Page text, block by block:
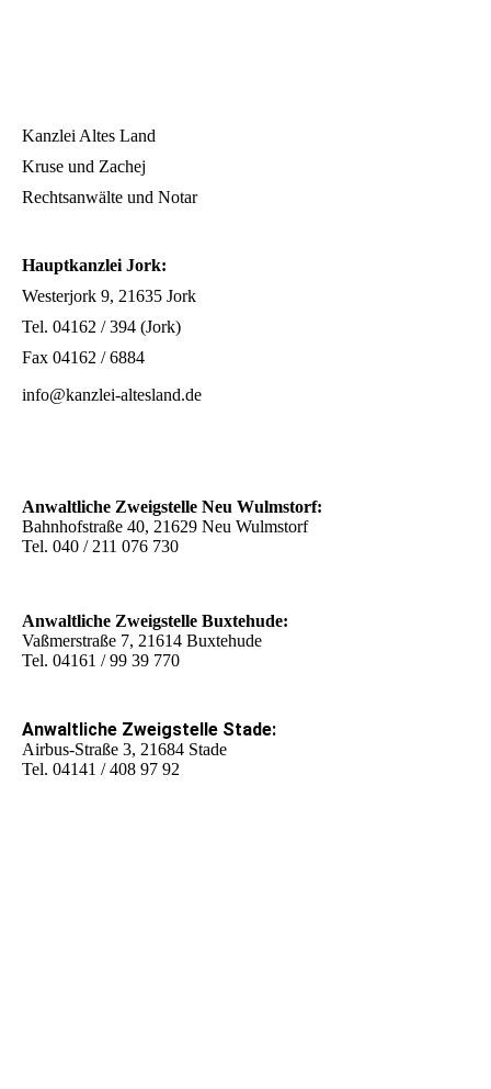
Kanzlei Altes Land
Kruse und Zachej
Rechtsanwälte und Notar
Hauptkanzlei Jork:
Westerjork 9, 21635 Jork
Tel. 04162 / 394 (Jork)
Fax 04162 / 6884
info@kanzlei-altesland.de
Anwaltliche Zweigstelle Neu Wulmstorf:
Bahnhofstraße 40, 21629 Neu Wulmstorf
Tel. 040 / 211 076 730
Anwaltliche Zweigstelle Buxtehude:
Vaßmerstraße 7, 21614 Buxtehude
Tel. 04161 / 99 39 770
Anwaltliche Zweigstelle Stade:
Airbus-Straße 3, 21684 Stade
Tel. 04141 / 408 97 92